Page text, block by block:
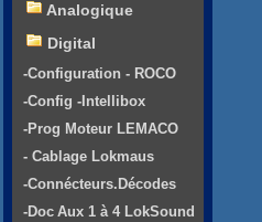
Analogique
Digital
-Configuration - ROCO
-Config -Intellibox
-Prog Moteur LEMACO
- Cablage Lokmaus
-Connécteurs.Décodes
-Doc Aux 1 à 4 LokSound